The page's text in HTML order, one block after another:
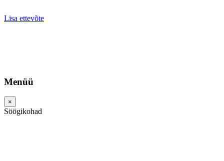
Lisa ettevõte
Menüü
×
Söögikohad